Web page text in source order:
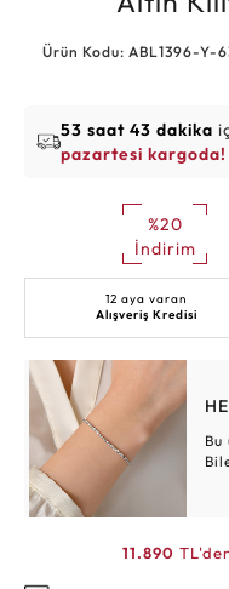
Ürün Kodu: ABL1396-Y-
53 saat 43 dakika
pazartesi kargoda!
%20
İndirim
12 aya varan
Alışveriş Kredisi
Bu
11.890